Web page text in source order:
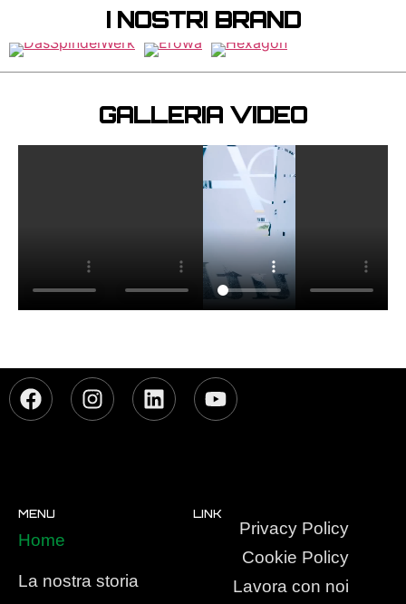
I NOSTRI BRAND
GALLERIA VIDEO
MENU
Home
La nostra storia
LINK
Privacy Policy
Cookie Policy
Lavora con noi